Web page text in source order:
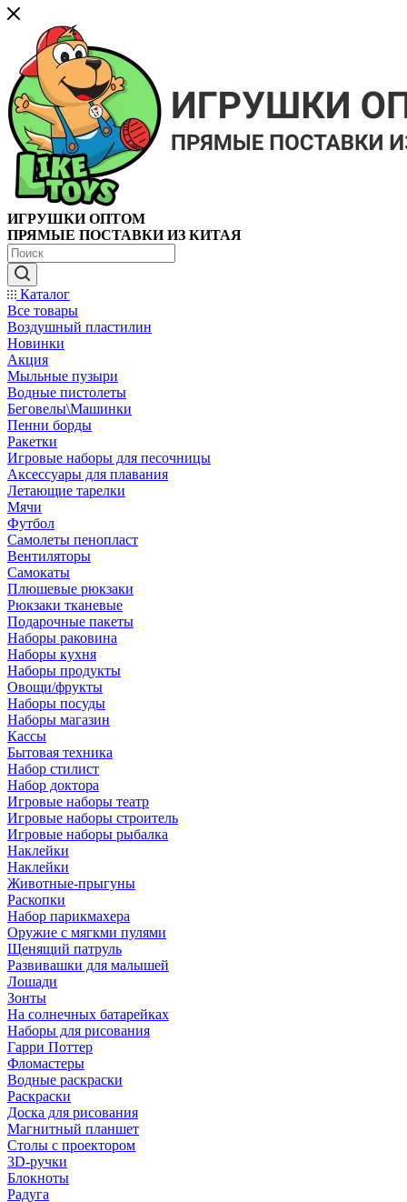
ИГРУШКИ ОПТОМ
ПРЯМЫЕ ПОСТАВКИ ИЗ КИТАЯ
Каталог
Все товары
Воздушный пластилин
Новинки
Акция
Мыльные пузыри
Водные пистолеты
Беговелы\Машинки
Пенни борды
Ракетки
Игровые наборы для песочницы
Аксессуары для плавания
Летающие тарелки
Мячи
Футбол
Самолеты пенопласт
Вентиляторы
Самокаты
Плюшевые рюкзаки
Рюкзаки тканевые
Подарочные пакеты
Наборы раковина
Наборы кухня
Наборы продукты
Овощи/фрукты
Наборы посуды
Наборы магазин
Кассы
Бытовая техника
Набор стилист
Набор доктора
Игровые наборы театр
Игровые наборы строитель
Игровые наборы рыбалка
Наклейки
Наклейки
Животные-прыгуны
Раскопки
Набор парикмахера
Оружие с мягкми пулями
Щенящий патруль
Развивашки для малышей
Лошади
Зонты
На солнечных батарейках
Наборы для рисования
Гарри Поттер
Фломастеры
Водные раскраски
Раскраски
Доска для рисования
Магнитный планшет
Столы с проектором
3D-ручки
Блокноты
Радуга